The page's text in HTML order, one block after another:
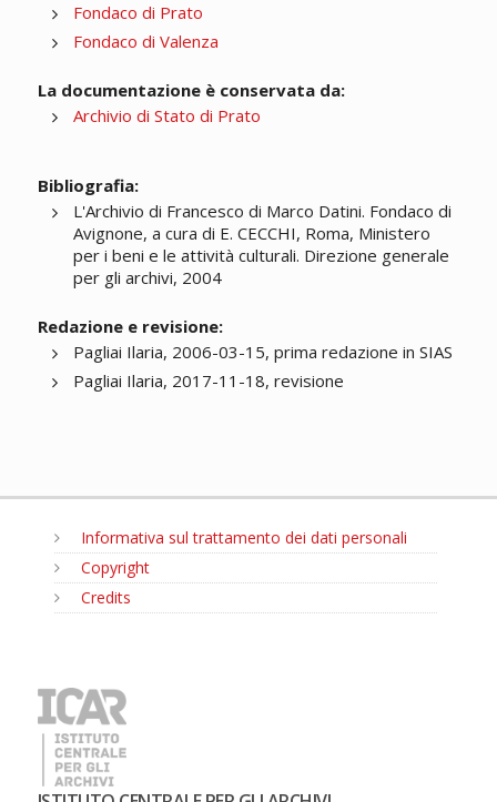
Fondaco di Prato
Fondaco di Valenza
La documentazione è conservata da:
Archivio di Stato di Prato
Bibliografia:
L'Archivio di Francesco di Marco Datini. Fondaco di
Avignone, a cura di E. CECCHI, Roma, Ministero
per i beni e le attività culturali. Direzione generale
per gli archivi, 2004
Redazione e revisione:
Pagliai Ilaria, 2006-03-15, prima redazione in SIAS
Pagliai Ilaria, 2017-11-18, revisione
Informativa sul trattamento dei dati personali
Copyright
Credits